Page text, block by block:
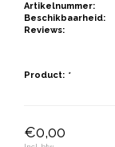
Artikelnummer:
Beschikbaarheid:
Reviews:
Product: *
€0,00